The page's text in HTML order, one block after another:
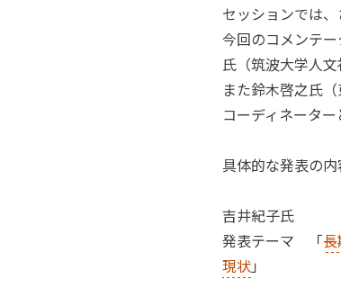
セッションでは
今回のコメンテ
氏（筑波大学人
また鈴木啓之氏
コーディネータ
具体的な発表の
吉井紀子氏
発表テーマ 「
現状」